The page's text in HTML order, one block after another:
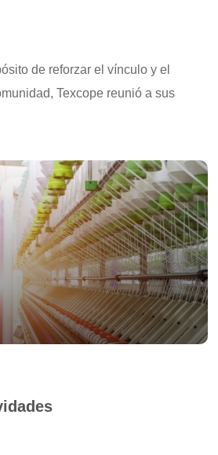
de reforzar el vínculo y el
Texcope reunió a sus